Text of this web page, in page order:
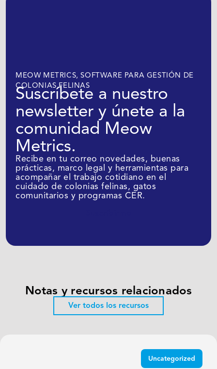
MEOW METRICS, SOFTWARE PARA GESTIÓN DE
COLONIAS FELINAS
Suscríbete a nuestro
newsletter y únete a la
comunidad Meow
Metrics.
Recibe en tu correo novedades, buenas
prácticas, marco legal y herramientas para
acompañar el trabajo cotidiano en el
cuidado de colonias felinas, gatos
comunitarios y programas CER.
Notas y recursos relacionados
Ver todos los recursos
Uncategorized